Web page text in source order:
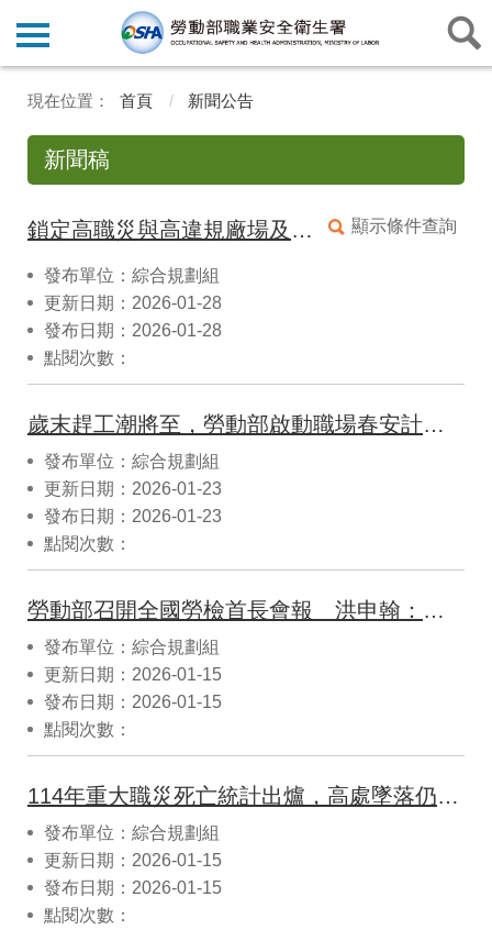
首頁 新聞公告
新聞稿
顯示條件查詢
鎖定高職災與高違規廠場及工程，勞動部訂頒加強監管執行計畫
發布單位：綜合規劃組
更新日期：2026-01-28
發布日期：2026-01-28
點閱次數：
歲末趕工潮將至，勞動部啟動職場春安計畫，強化高風險作業防災
發布單位：綜合規劃組
更新日期：2026-01-23
發布日期：2026-01-23
點閱次數：
勞動部召開全國勞檢首長會報 洪申翰：落實職安法，加速職場減災
發布單位：綜合規劃組
更新日期：2026-01-15
發布日期：2026-01-15
點閱次數：
114年重大職災死亡統計出爐，高處墜落仍為最大風險 勞動部將加強防墜減災行動
發布單位：綜合規劃組
更新日期：2026-01-15
發布日期：2026-01-15
點閱次數：